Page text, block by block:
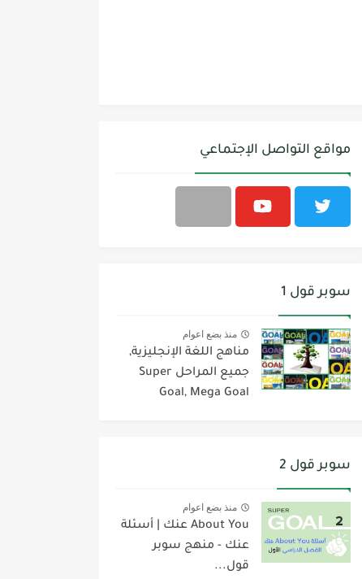
مواقع التواصل الإجتماعي
سوبر قول 1
منذ بضع اعوام
مناهج اللغة الإنجليزية,
جميع المراحل Super
Goal, Mega Goal
سوبر قول 2
منذ بضع اعوام
About You عنك | أسئلة
عنك - منهج سوبر
قول...